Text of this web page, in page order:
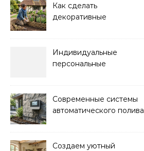
Как сделать
декоративные
пошаговая инструкция
Индивидуальные
персональные
Современные системы
автоматического полива
Создаем уютный